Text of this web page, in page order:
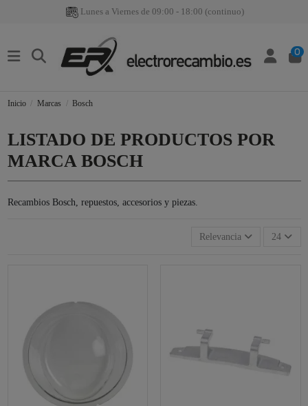
Lunes a Viernes de 09:00 - 18:00 (continuo)
0
Inicio Marcas Bosch
LISTADO DE PRODUCTOS POR
MARCA BOSCH
Recambios Bosch, repuestos, accesorios y piezas.
Relevancia 24